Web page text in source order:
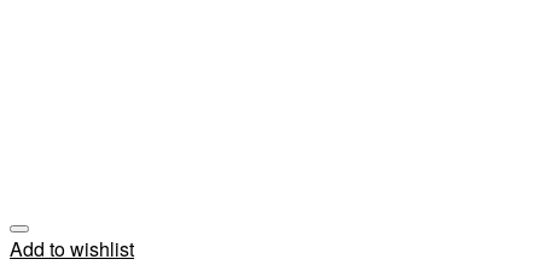
Add to wishlist